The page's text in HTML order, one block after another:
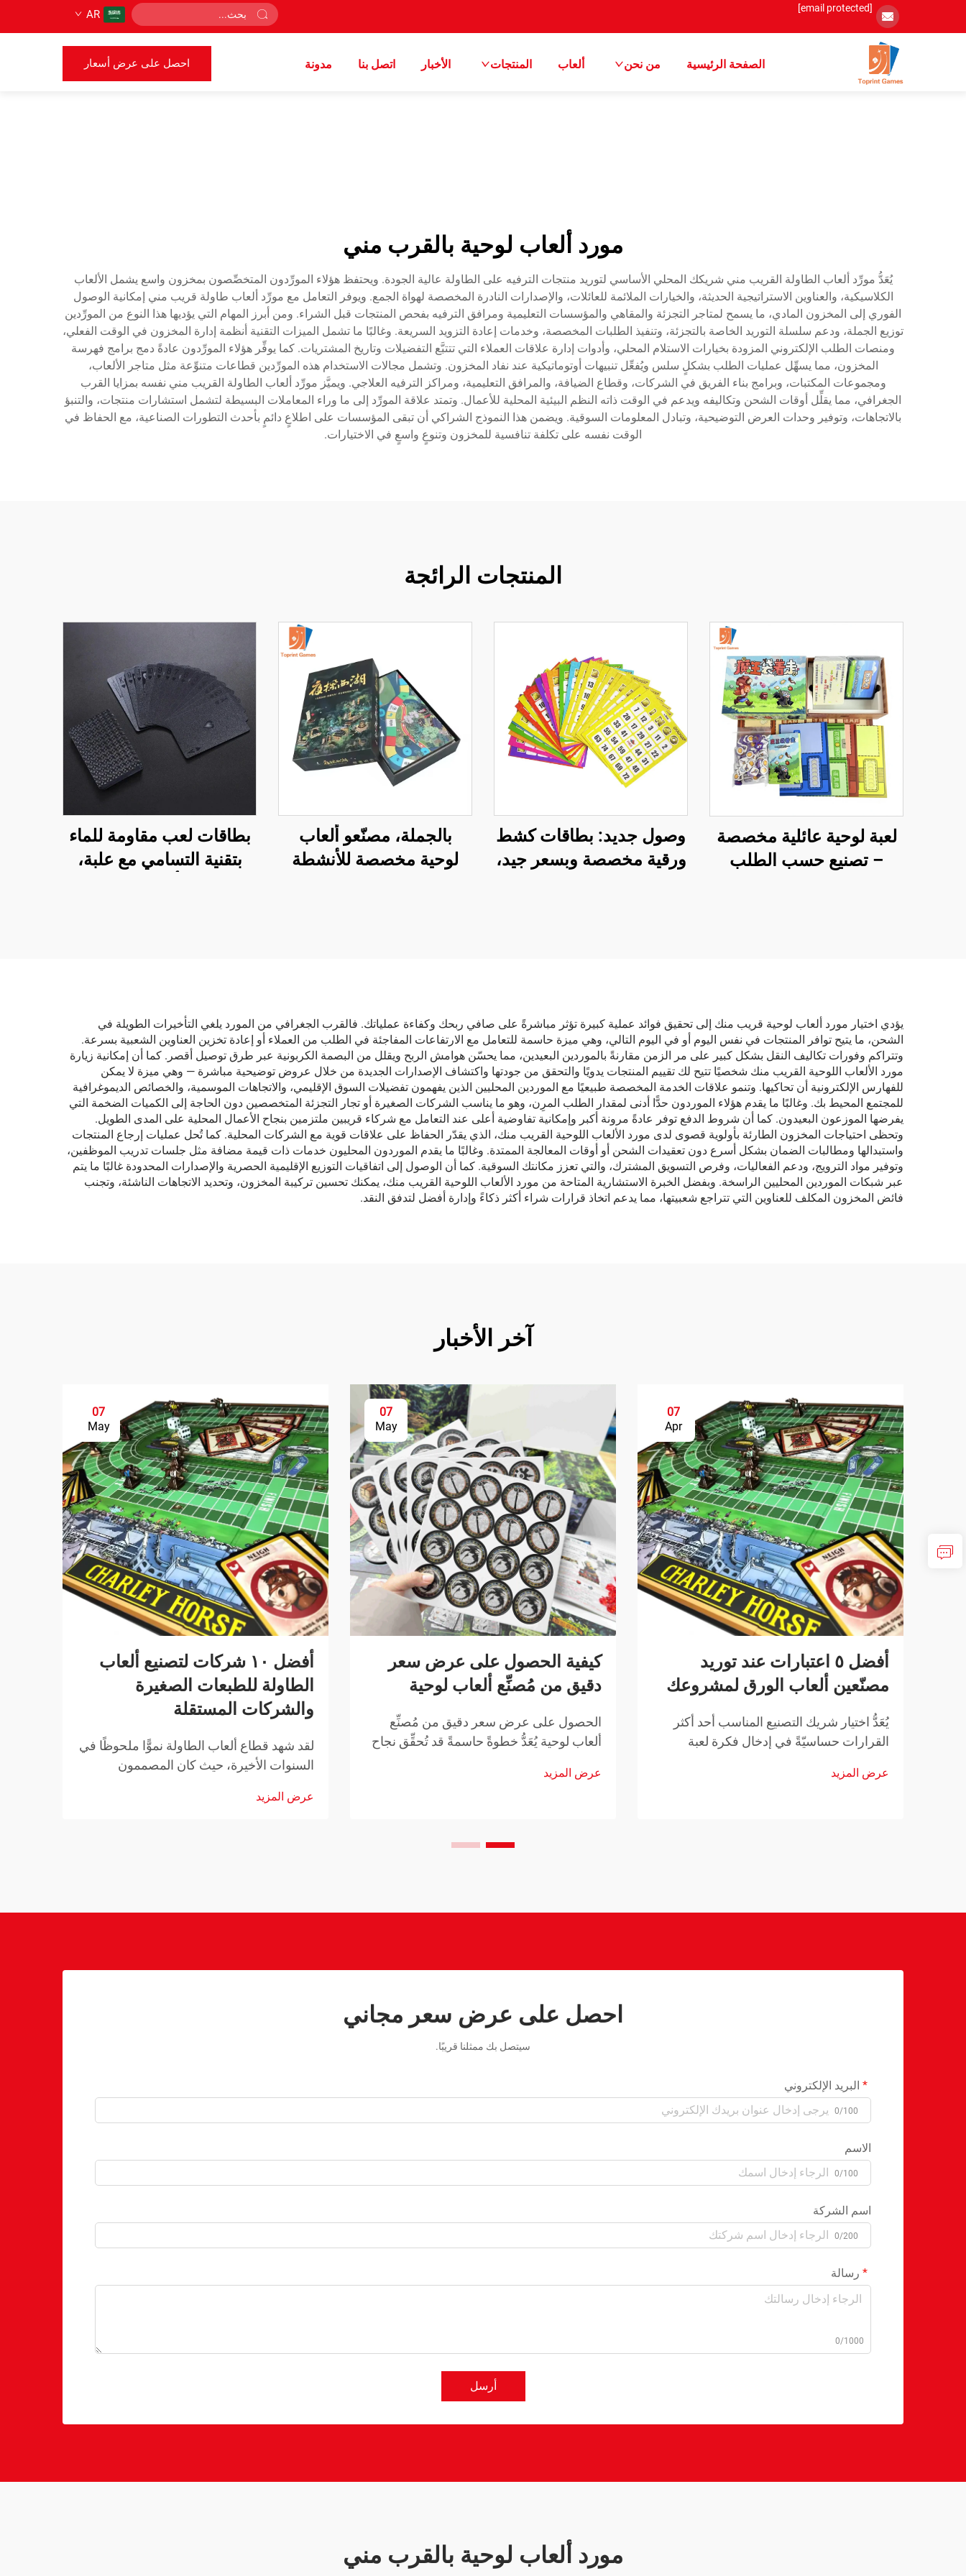
[email protected]
AR
الصفحة الرئيسية من نحن ألعاب المنتجات الأخبار اتصل بنا مدونة احصل على عرض أسعار
مورد ألعاب لوحية بالقرب مني
يُعَدُّ مورِّد ألعاب الطاولة القريب مني شريكك المحلي الأساسي لتوريد منتجات الترفيه على الطاولة عالية الجودة. ويحتفظ هؤلاء المورِّدون المتخصِّصون بمخزون واسع يشمل الألعاب
الكلاسيكية، والعناوين الاستراتيجية الحديثة، والخيارات الملائمة للعائلات، والإصدارات النادرة المخصصة لهواة الجمع. ويوفر التعامل مع مورِّد ألعاب طاولة قريب مني إمكانية الوصول
الفوري إلى المخزون المادي، ما يسمح لمتاجر التجزئة والمقاهي والمؤسسات التعليمية ومرافق الترفيه بفحص المنتجات قبل الشراء. ومن أبرز المهام التي يؤديها هذا النوع من المورِّدين
توزيع الجملة، ودعم سلسلة التوريد الخاصة بالتجزئة، وتنفيذ الطلبات المخصصة، وخدمات إعادة التزويد السريعة. وغالبًا ما تشمل الميزات التقنية أنظمة إدارة المخزون في الوقت الفعلي،
ومنصات الطلب الإلكتروني المزودة بخيارات الاستلام المحلي، وأدوات إدارة علاقات العملاء التي تتتبَّع التفضيلات وتاريخ المشتريات. كما يوفِّر هؤلاء المورِّدون عادةً دمج برامج فهرسة
المخزون، مما يسهِّل عمليات الطلب بشكلٍ سلس ويُفعِّل تنبيهات أوتوماتيكية عند نفاد المخزون. وتشمل مجالات الاستخدام هذه المورِّدين قطاعات متنوِّعة مثل متاجر الألعاب،
ومجموعات المكتبات، وبرامج بناء الفريق في الشركات، وقطاع الضيافة، والمرافق التعليمية، ومراكز الترفيه العلاجي. ويميَّز مورِّد ألعاب الطاولة القريب مني نفسه بمزايا القرب
الجغرافي، مما يقلِّل أوقات الشحن وتكاليفه ويدعم في الوقت ذاته النظم البيئية المحلية للأعمال. وتمتد علاقة المورِّد إلى ما وراء المعاملات البسيطة لتشمل استشارات منتجات، والتنبؤ
بالاتجاهات، وتوفير وحدات العرض التوضيحية، وتبادل المعلومات السوقية. ويضمن هذا النموذج الشراكي أن تبقى المؤسسات على اطلاعٍ دائمٍ بأحدث التطورات الصناعية، مع الحفاظ في
الوقت نفسه على تكلفة تنافسية للمخزون وتنوعٍ واسعٍ في الاختيارات.
المنتجات الرائجة
لعبة لوحية عائلية مخصصة
– تصنيع حسب الطلب
وصول جديد: بطاقات كشط
ورقية مخصصة وبسعر جيد،
بالجملة، مصنّعو ألعاب
لوحية مخصصة للأنشطة
بطاقات لعب مقاومة للماء
بتقنية التسامي مع علبة،
يؤدي اختيار مورد ألعاب لوحية قريب منك إلى تحقيق فوائد عملية كبيرة تؤثر مباشرةً على صافي ربحك وكفاءة عملياتك. فالقرب الجغرافي من المورد يلغي التأخيرات الطويلة في
الشحن، ما يتيح توافر المنتجات في نفس اليوم أو في اليوم التالي، وهي ميزة حاسمة للتعامل مع الارتفاعات المفاجئة في الطلب من العملاء أو إعادة تخزين العناوين الشعبية بسرعة.
وتتراكم وفورات تكاليف النقل بشكل كبير على مر الزمن مقارنةً بالموردين البعيدين، مما يحسّن هوامش الربح ويقلل من البصمة الكربونية عبر طرق توصيل أقصر. كما أن إمكانية زيارة
مورد الألعاب اللوحية القريب منك شخصيًا تتيح لك تقييم المنتجات يدويًا والتحقق من جودتها واكتشاف الإصدارات الجديدة من خلال عروض توضيحية مباشرة — وهي ميزة لا يمكن
للفهارس الإلكترونية أن تحاكيها. وتنمو علاقات الخدمة المخصصة طبيعيًا مع الموردين المحليين الذين يفهمون تفضيلات السوق الإقليمي، والاتجاهات الموسمية، والخصائص الديموغرافية
للمجتمع المحيط بك. وغالبًا ما يقدم هؤلاء الموردون حدًّا أدنى لمقدار الطلب المرِن، وهو ما يناسب الشركات الصغيرة أو تجار التجزئة المتخصصين دون الحاجة إلى الكميات الضخمة التي
يفرضها الموزعون البعيدون. كما أن شروط الدفع توفر عادةً مرونة أكبر وإمكانية تفاوضية أعلى عند التعامل مع شركاء قريبين ملتزمين بنجاح الأعمال المحلية على المدى الطويل.
وتحظى احتياجات المخزون الطارئة بأولوية قصوى لدى مورد الألعاب اللوحية القريب منك، الذي يقدّر الحفاظ على علاقات قوية مع الشركات المحلية. كما تُحل عمليات إرجاع المنتجات
واستبدالها ومطالبات الضمان بشكل أسرع دون تعقيدات الشحن أو أوقات المعالجة الممتدة. وغالبًا ما يقدم الموردون المحليون خدمات ذات قيمة مضافة مثل جلسات تدريب الموظفين،
وتوفير مواد الترويج، ودعم الفعاليات، وفرص التسويق المشترك، والتي تعزز مكانتك السوقية. كما أن الوصول إلى اتفاقيات التوزيع الإقليمية الحصرية والإصدارات المحدودة غالبًا ما يتم
عبر شبكات الموردين المحليين الراسخة. وبفضل الخبرة الاستشارية المتاحة من مورد الألعاب اللوحية القريب منك، يمكنك تحسين تركيبة المخزون، وتحديد الاتجاهات الناشئة، وتجنب
فائض المخزون المكلف للعناوين التي تتراجع شعبيتها، مما يدعم اتخاذ قرارات شراء أكثر ذكاءً وإدارة أفضل لتدفق النقد.
آخر الأخبار
07
Apr
أفضل ٥ اعتبارات عند توريد
مصنّعين ألعاب الورق لمشروعك
يُعَدُّ اختيار شريك التصنيع المناسب أحد أكثر
القرارات حساسيّةً في إدخال فكرة لعبة
تطوّر لعبة بطاقات استراتيجية للتجارة، أو لعبة
عرض المزيد
07
May
كيفية الحصول على عرض سعر
دقيق من مُصنِّع ألعاب لوحية
الحصول على عرض سعر دقيق من مُصنِّع
ألعاب لوحية يُعَدُّ خطوةً حاسمةً قد تُحقِّق نجاح
مصمِّمًا مستقلًّا تطلق أول لعبة لك، أو ناشرًا
عرض المزيد
07
May
أفضل ١٠ شركات لتصنيع ألعاب
الطاولة للطبعات الصغيرة
والشركات المستقلة
لقد شهد قطاع ألعاب الطاولة نموًّا ملحوظًا في
السنوات الأخيرة، حيث كان المصممون
الرئيسي لهذه الابتكارات. وأصبح العثور على
عرض المزيد
احصل على عرض سعر مجاني
سيتصل بك ممثلنا قريبًا.
البريد الإلكتروني
0/100
الاسم
0/100
اسم الشركة
0/200
رسالة
0/1000
أرسل
مورد ألعاب لوحية بالقرب مني